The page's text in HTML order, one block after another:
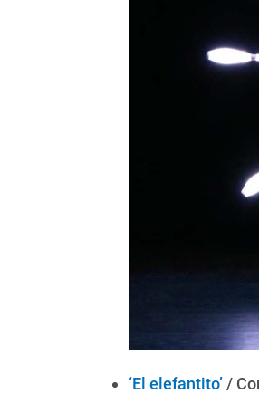
‘El elefantito’ /